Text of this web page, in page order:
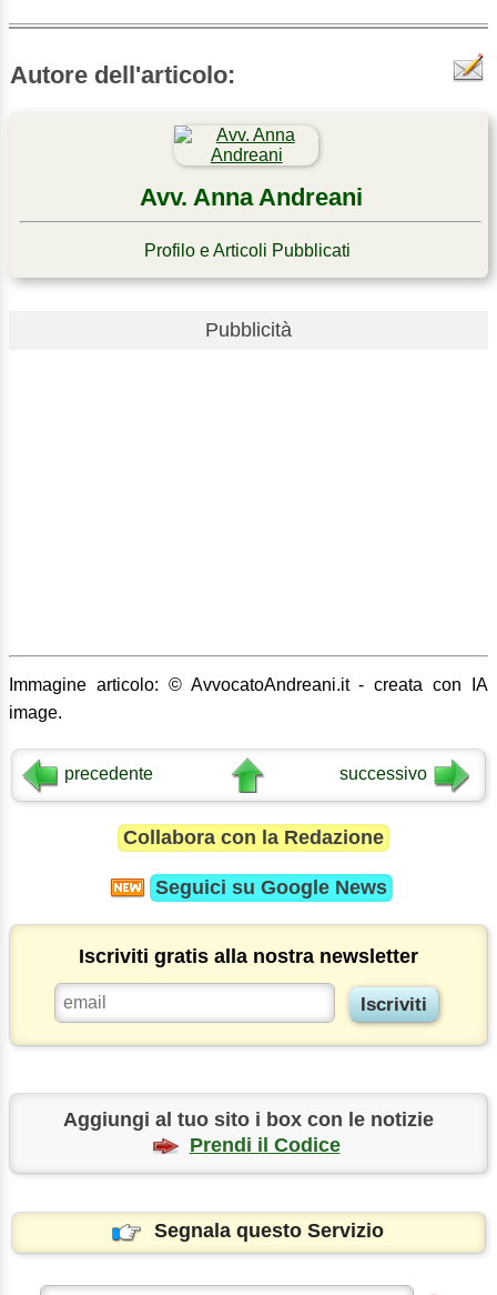
Autore dell'articolo:
Avv. Anna Andreani
Profilo e Articoli Pubblicati
Pubblicità
Immagine articolo: © AvvocatoAndreani.it - creata con IA
image.
precedente successivo
Collabora con la Redazione
Seguici su Google News
Iscriviti gratis alla nostra newsletter
Aggiungi al tuo sito i box con le notizie
Prendi il Codice
Segnala questo Servizio